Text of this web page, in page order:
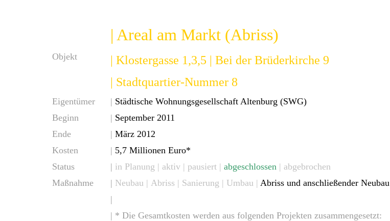
Objekt
| Areal am Markt (Abriss)
| Klostergasse 1,3,5 | Bei der Brüderkirche 9
| Stadtquartier-Nummer 8
Eigentümer | Städtische Wohnungsgesellschaft Altenburg (SWG)
Beginn
| September 2011
Ende
| März 2012
Kosten
| 5,7 Millionen Euro*
Status
| in Planung | aktiv | pausiert | abgeschlossen | abgebrochen
Maßnahme
| Neubau | Abriss | Sanierung | Umbau | Abriss und anschließender Neubau
|
| * Die Gesamtkosten werden aus folgenden Projekten zusammengesetzt: